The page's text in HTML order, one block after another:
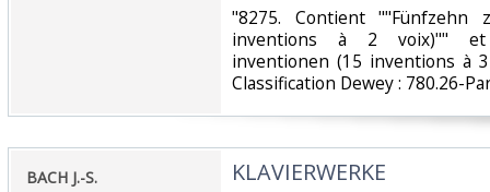
‎"8275. Contient ""Fünfzehn
inventions à 2 voix)"" et
inventionen (15 inventions à
Classification Dewey : 780.26-
‎BACH J.-S.‎ ‎KLAVIERWERKE‎